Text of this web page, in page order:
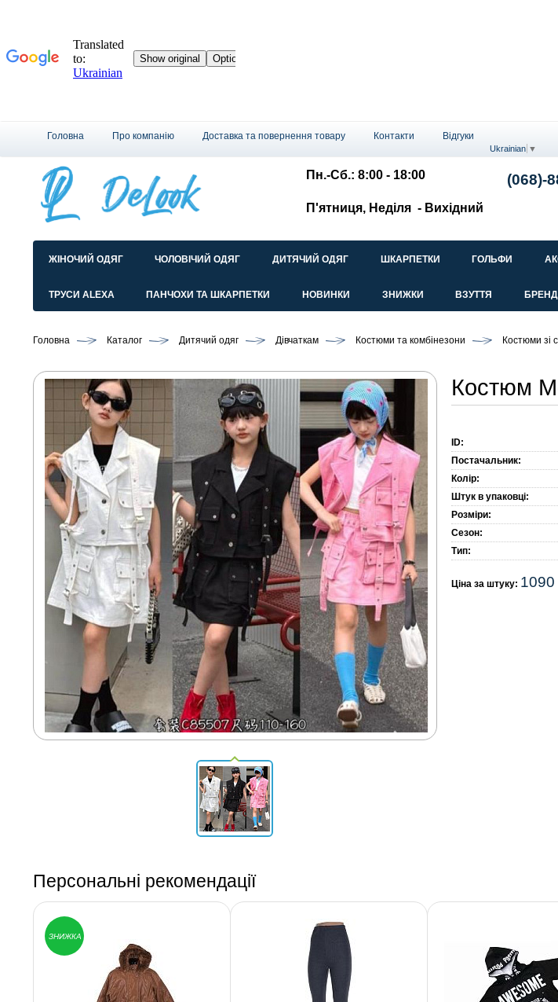
Головна Про компанію Доставка та повернення товару Контакти Відгуки
Ukrainian ▼
Пн.-Сб.: 8:00 - 18:00
П'ятниця, Неділя - Вихідний
(068)-
ЖІНОЧИЙ ОДЯГ ЧОЛОВІЧИЙ ОДЯГ ДИТЯЧИЙ ОДЯГ ШКАРПЕТКИ ГОЛЬФИ
ТРУСИ ALEXA ПАНЧОХИ ТА ШКАРПЕТКИ НОВИНКИ ЗНИЖКИ ВЗУТТЯ
Головна Каталог Дитячий одяг Дівчаткам Костюми та комбінезони Костюми зі
Костюм
ID:
Постачальник:
Колір:
Штук в упаковці:
Розміри:
Сезон:
Тип:
Ціна за штуку: 1090
Персональні рекомендації
ЗНИЖКА